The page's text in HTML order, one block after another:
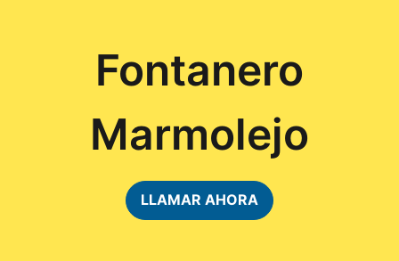
Fontanero
Marmolejo
LLAMAR AHORA